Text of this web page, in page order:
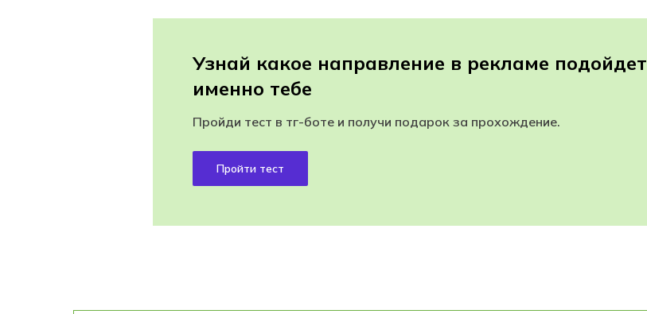
Узнай какое направление в рекламе подойдет
именно тебе
Пройди тест в тг-боте и получи подарок за прохождение.
Пройти тест